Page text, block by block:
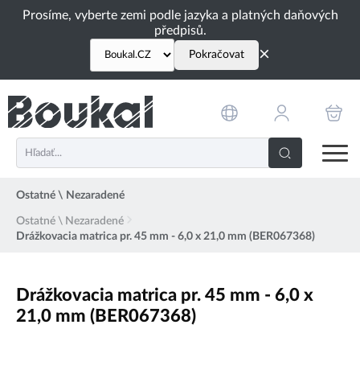
Prosíme, vyberte zemi podle jazyka a platných daňových
předpisů.
Pokračovat ×
Ostatné \ Nezaradené
Ostatné \ Nezaradené
Drážkovacia matrica pr. 45 mm - 6,0 x 21,0 mm (BER067368)
Drážkovacia matrica pr. 45 mm - 6,0 x
21,0 mm (BER067368)